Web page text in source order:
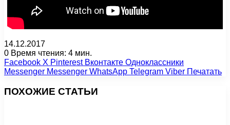
14.12.2017
0 Время чтения: 4 мин.
Facebook X Pinterest Вконтакте Одноклассники
Messenger Messenger WhatsApp Telegram Viber Печатать
ПОХОЖИЕ СТАТЬИ